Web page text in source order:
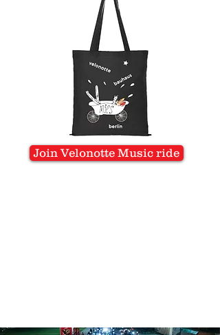
Join Velonotte Music ride